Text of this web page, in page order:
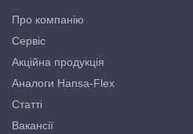
Про компанію
Сервіс
Акційна продукція
Аналоги Hansa-Flex
Статті
Вакансії